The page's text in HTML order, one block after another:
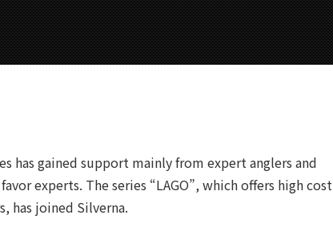
has gained support mainly from expert anglers and
experts. The series “LAGO”, which offers high cost
has joined Silverna.